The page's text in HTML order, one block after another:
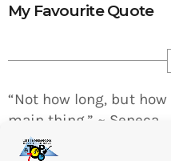
My Favourite Quote
“Not how long, but
main thing.” ~ Seneca